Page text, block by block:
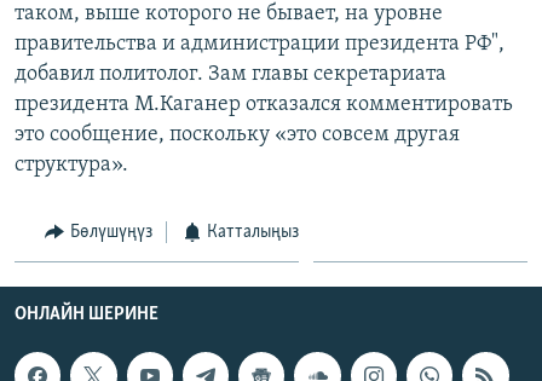
ЭЕ/АРнун бардык сайттары
таком, выше которого не бывает, на уровне
правительства и администрации президента РФ",
добавил политолог. Зам главы секретариата
президента М.Каганер отказался комментировать
это сообщение, поскольку «это совсем другая
структура».
Бөлүшүңүз Катталыңыз
ОНЛАЙН ШЕРИНЕ